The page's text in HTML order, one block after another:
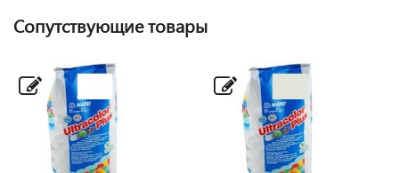
Сопутствующие товары